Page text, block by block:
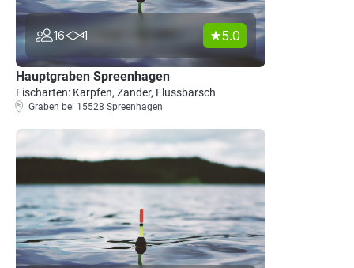
16 1 5.0
Hauptgraben Spreenhagen
Fischarten: Karpfen, Zander, Flussbarsch
Graben bei 15528 Spreenhagen